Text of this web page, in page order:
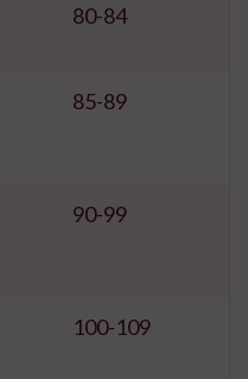
80-84
85-89
90-99
100-109